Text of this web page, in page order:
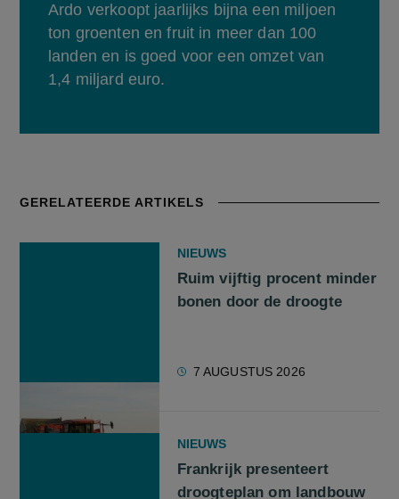
Ardo verkoopt jaarlijks bijna een miljoen
ton groenten en fruit in meer dan 100
landen en is goed voor een omzet van
1,4 miljard euro.
GERELATEERDE ARTIKELS
NIEUWS
Ruim vijftig procent minder
bonen door de droogte
7 AUGUSTUS 2026
NIEUWS
Frankrijk presenteert
droogteplan om landbouw